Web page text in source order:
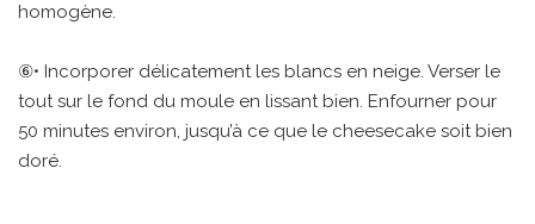
homogène.
⑥• Incorporer délicatement les blancs en neige. Verser le
tout sur le fond du moule en lissant bien. Enfourner pour
50 minutes environ, jusqu’à ce que le cheesecake soit bien
doré.